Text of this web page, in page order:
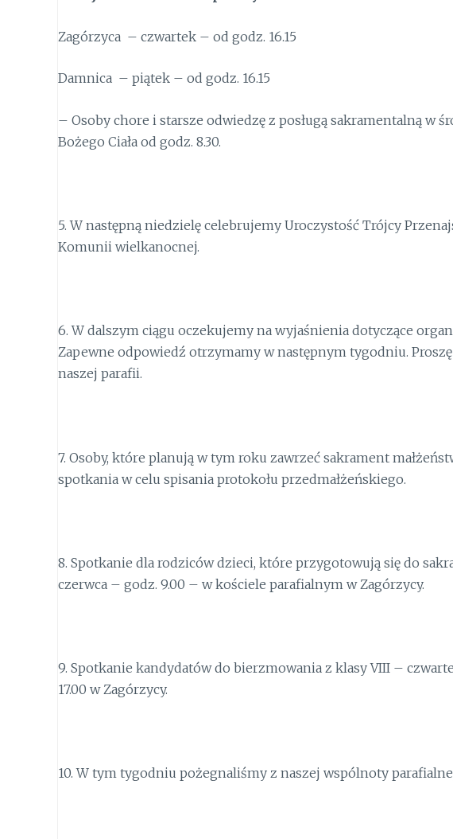
Zagórzyca – czwartek – od godz. 16.15
Damnica – piątek – od godz. 16.15
– Osoby chore i starsze odwiedzę z posługą sakramentalną w
Bożego Ciała od godz. 8.30.
5.W następną niedzielę celebrujemy Uroczystość Trójcy
Komunii wielkanocnej.
6.W dalszym ciągu oczekujemy na wyjaśnienia dotyczące
Zapewne odpowiedź otrzymamy w następnym tygodniu.
naszej parafii.
7. Osoby, które planują w tym roku zawrzeć sakrament
spotkania w celu spisania protokołu przedmałżeńskiego.
8. Spotkanie dla rodziców dzieci, które przygotowują się do
czerwca – godz. 9.00 – w kościele parafialnym w Zagórzycy.
9. Spotkanie kandydatów do bierzmowania z klasy VIII –
17.00 w Zagórzycy.
10. W tym tygodniu pożegnaliśmy z naszej wspólnoty